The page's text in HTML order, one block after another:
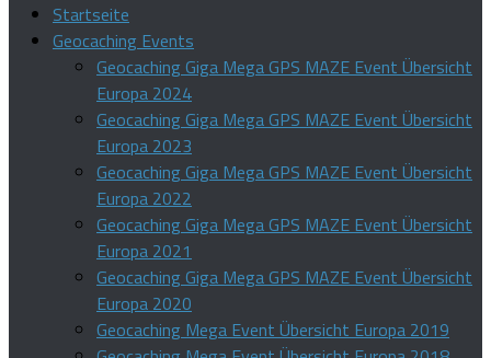
Startseite
Geocaching Events
Geocaching Giga Mega GPS MAZE Event Übersicht
Europa 2024
Geocaching Giga Mega GPS MAZE Event Übersicht
Europa 2023
Geocaching Giga Mega GPS MAZE Event Übersicht
Europa 2022
Geocaching Giga Mega GPS MAZE Event Übersicht
Europa 2021
Geocaching Giga Mega GPS MAZE Event Übersicht
Europa 2020
Geocaching Mega Event Übersicht Europa 2019